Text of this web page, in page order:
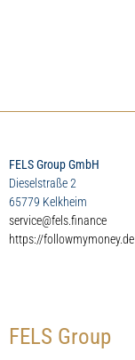
FELS Group GmbH
Dieselstraße 2
65779 Kelkheim
service@fels.finance
https://followmymoney.de
FELS Group